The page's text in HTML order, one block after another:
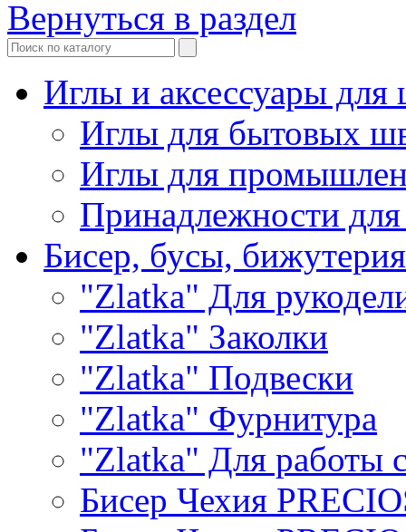
Вернуться в раздел
Иглы и аксессуары
Иглы для бытовых
Иглы для
Принадлежности
Бисер, бусы, бижутерия
"Zlatka" Для
"Zlatka" Заколки
"Zlatka" Подвески
"Zlatka" Фурнитура
"Zlatka" Для работы
Бисер Чехия